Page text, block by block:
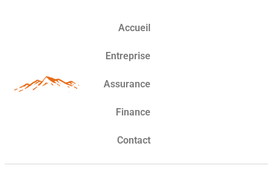
Accueil
Entreprise
Assurance
Finance
Contact